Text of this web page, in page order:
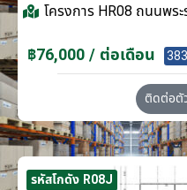
โครงการ HR08 ถนนพระ
฿76,000 / ต่อเดือน
ติดต่อตั
รหัสโกดัง R08J